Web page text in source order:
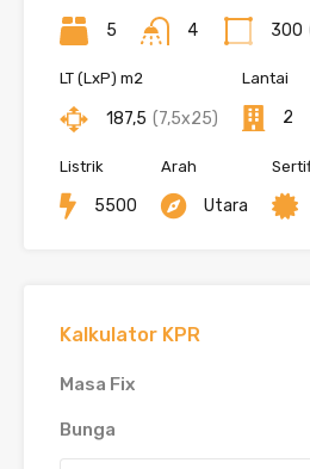
5 4 300
LT (LxP) m2
187,5 (7,5x25)
Lantai
2
Listrik
5500
Arah
Utara
Kalkulator KPR
Masa Fix
Bunga